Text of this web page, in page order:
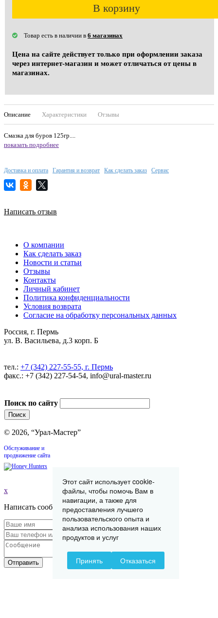
В корзину
Товар есть в наличии в 6 магазинах
Цена на сайте действует только при оформлении заказа
через интернет-магазин и может отличаться от цены в
магазинах.
Описание Характеристики Отзывы
Смазка для буров 125гр....
показать подробнее
Доставка и оплата Гарантия и возврат Как сделать заказ Сервис
Написать отзыв
О компании
Как сделать заказ
Новости и статьи
Отзывы
Контакты
Личный кабинет
Политика конфиденциальности
Условия возврата
Согласие на обработку персональных данных
Россия, г. Пермь
ул. В. Васильева, д.3 корп. Б
тел.: +7 (342) 227-55-55, г. Пермь
факс.: +7 (342) 227-54-54, info@ural-master.ru
Поиск по сайту
© 2026, “Урал-Мастер”
Обслуживание и
продвижение сайта
x
Написать сообщение
Отправить
Этот сайт использует cookie-
файлы, чтобы помочь Вам в
навигации, а также для
предоставления лучшего
пользовательского опыта и
анализа использования наших
продуктов и услуг
Принять Отказаться